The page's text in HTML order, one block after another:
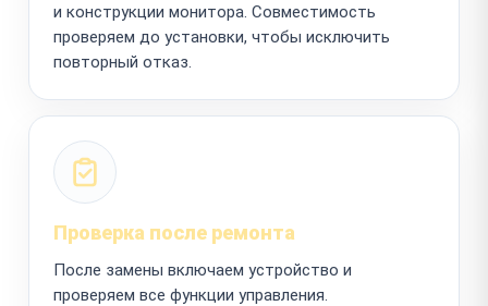
и конструкции монитора. Совместимость
проверяем до установки, чтобы исключить
повторный отказ.
Проверка после ремонта
После замены включаем устройство и
проверяем все функции управления.